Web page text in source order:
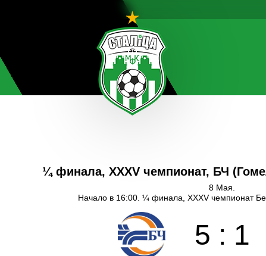
¼ финала, XXXV чемпионат, БЧ
8 Мая.
Начало в 16:00. ¼ финала, XXXV чемпионат
5 : 1